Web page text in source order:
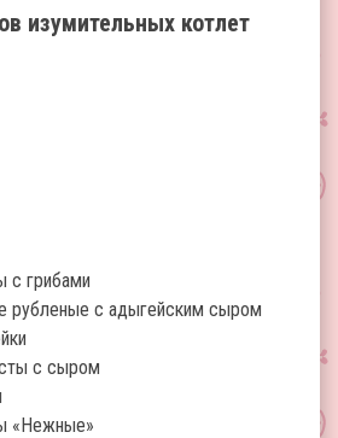
изумительных котлет
с грибами
рубленые с адыгейским сыром
с сыром
«Нежные»